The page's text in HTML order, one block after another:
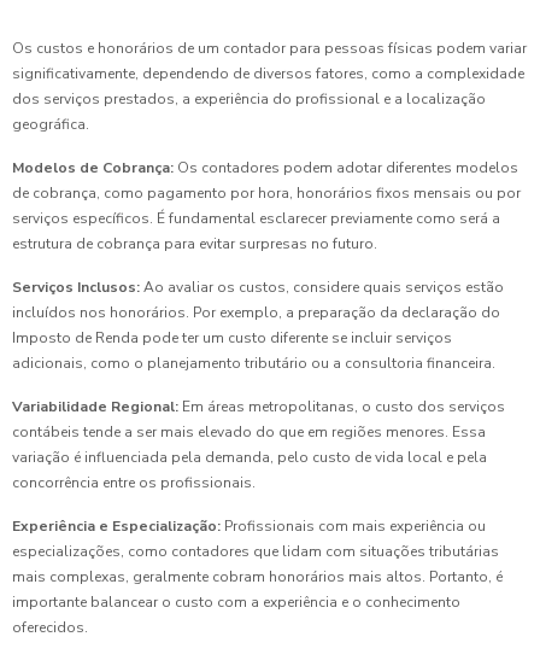
Os custos e honorários de um contador para pessoas físicas podem variar
significativamente, dependendo de diversos fatores, como a complexidade
dos serviços prestados, a experiência do profissional e a localização
geográfica.
Modelos de Cobrança: Os contadores podem adotar diferentes modelos
de cobrança, como pagamento por hora, honorários fixos mensais ou por
serviços específicos. É fundamental esclarecer previamente como será a
estrutura de cobrança para evitar surpresas no futuro.
Serviços Inclusos:Ao avaliar os custos, considere quais serviços estão
incluídos nos honorários. Por exemplo, a preparação da declaração do
Imposto de Renda pode ter um custo diferente se incluir serviços
adicionais, como o planejamento tributário ou a consultoria financeira.
Variabilidade Regional: Em áreas metropolitanas, o custo dos serviços
contábeis tende a ser mais elevado do que em regiões menores. Essa
variação é influenciada pela demanda, pelo custo de vida local e pela
concorrência entre os profissionais.
Experiência e Especialização: Profissionais com mais experiência ou
especializações, como contadores que lidam com situações tributárias
mais complexas, geralmente cobram honorários mais altos. Portanto, é
importante balancear o custo com a experiência e o conhecimento
oferecidos.